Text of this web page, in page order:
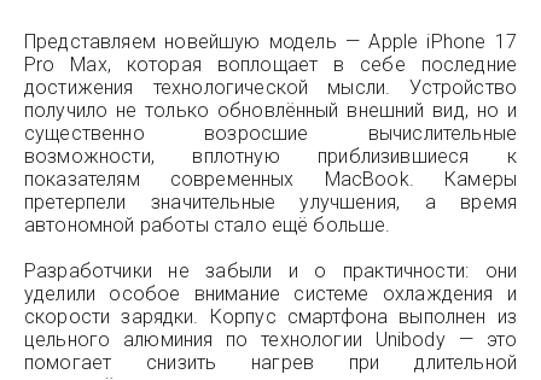
Представляем новейшую модель — Apple iPhone 17
Pro Max, которая воплощает в себе последние
достижения технологической мысли. Устройство
получило не только обновлённый внешний вид, но и
существенно возросшие вычислительные
возможности, вплотную приблизившиеся к
показателям современных MacBook. Камеры
претерпели значительные улучшения, а время
автономной работы стало ещё больше.
Разработчики не забыли и о практичности: они
уделили особое внимание системе охлаждения и
скорости зарядки. Корпус смартфона выполнен из
цельного алюминия по технологии Unibody — это
помогает снизить нагрев при длительной